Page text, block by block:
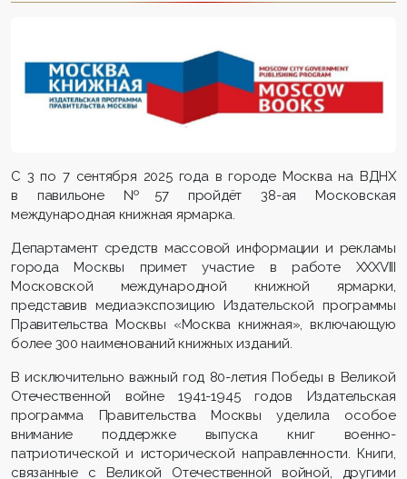
С 3 по 7 сентября 2025 года в городе Москва на ВДНХ
в павильоне №57 пройдёт 38-ая Московская
международная книжная ярмарка.
Департамент средств массовой информации и рекламы
города Москвы примет участие в работе XXXVIII
Московской международной книжной ярмарки,
представив медиаэкспозицию Издательской программы
Правительства Москвы «Москва книжная», включающую
более 300 наименований книжных изданий.
В исключительно важный год 80-летия Победы в Великой
Отечественной войне 1941-1945 годов Издательская
программа Правительства Москвы уделила особое
внимание поддержке выпуска книг военно-
патриотической и исторической направленности. Книги,
связанные с Великой Отечественной войной, другими